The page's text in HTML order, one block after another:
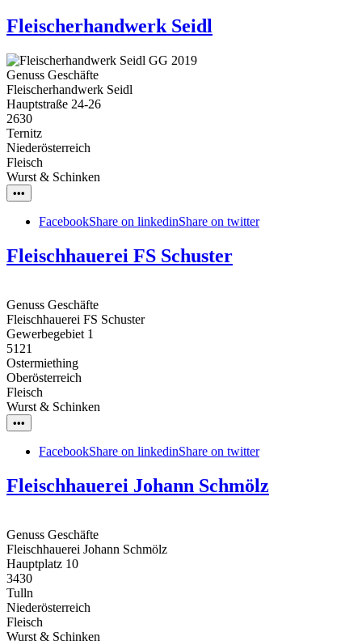
Fleischerhandwerk Seidl
Genuss Geschäfte
Fleischerhandwerk Seidl
Hauptstraße 24-26
2630
Ternitz
Niederösterreich
Fleisch
Wurst & Schinken
•••
FacebookShare on linkedinShare on twitter
Fleischhauerei FS Schuster
Genuss Geschäfte
Fleischhauerei FS Schuster
Gewerbegebiet 1
5121
Ostermiething
Oberösterreich
Fleisch
Wurst & Schinken
•••
FacebookShare on linkedinShare on twitter
Fleischhauerei Johann Schmölz
Genuss Geschäfte
Fleischhauerei Johann Schmölz
Hauptplatz 10
3430
Tulln
Niederösterreich
Fleisch
Wurst & Schinken